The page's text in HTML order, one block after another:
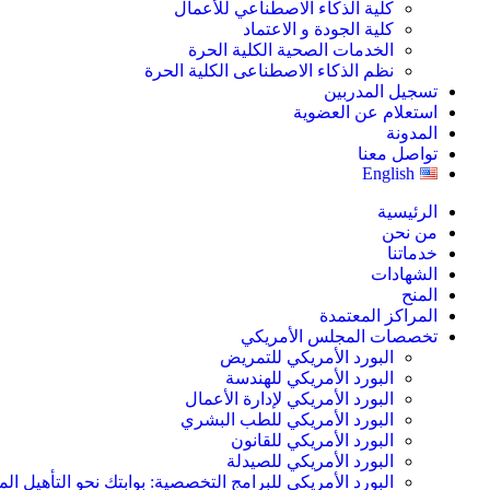
كلية الذكاء الاصطناعي للأعمال
كلية الجودة و الاعتماد
الخدمات الصحية الكلية الحرة
نظم الذكاء الاصطناعى الكلية الحرة
تسجيل المدربين
استعلام عن العضوية
المدونة
تواصل معنا
English
الرئيسية
من نحن
خدماتنا
الشهادات
المنح
المراكز المعتمدة
تخصصات المجلس الأمريكي
البورد الأمريكي للتمريض
البورد الأمريكي للهندسة
البورد الأمريكي لإدارة الأعمال
البورد الأمريكي للطب البشري
البورد الأمريكي للقانون
البورد الأمريكي للصيدلة
البورد الأمريكي للبرامج التخصصية: بوابتك نحو التأهيل